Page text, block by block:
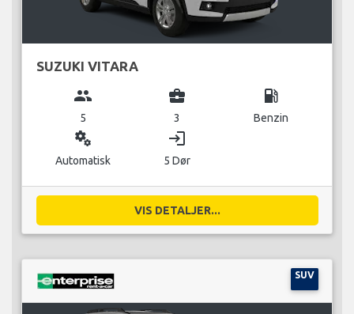
SUZUKI VITARA
group
5
business_center
3
local_gas_station
Benzin
miscellaneous_services
Automatisk
login
5 Dør
VIS DETALJER...
SUV